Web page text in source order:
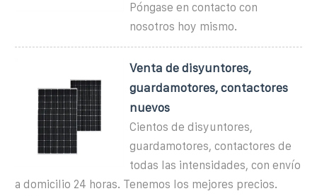
Póngase en contacto con
nosotros hoy mismo.
Venta de disyuntores,
guardamotores, contactores
nuevos
Cientos de disyuntores,
guardamotores, contactores de
todas las intensidades, con envío
a domicilio 24 horas. Tenemos los mejores precios.